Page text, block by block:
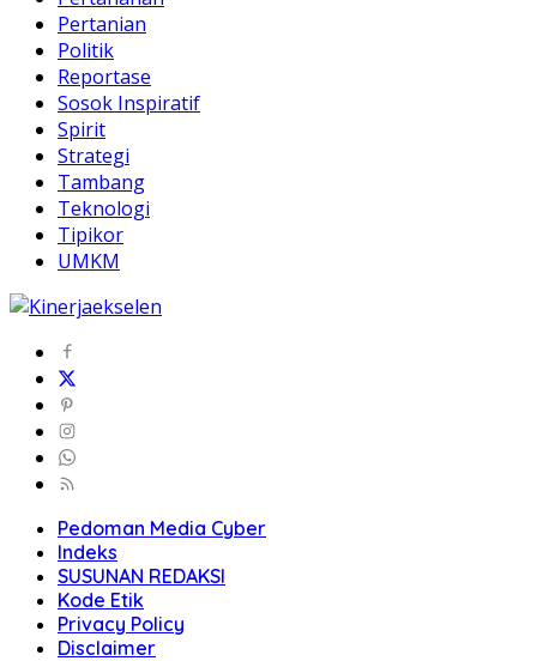
Pertanian
Politik
Reportase
Sosok Inspiratif
Spirit
Strategi
Tambang
Teknologi
Tipikor
UMKM
Pedoman Media Cyber
Indeks
SUSUNAN REDAKSI
Kode Etik
Privacy Policy
Disclaimer